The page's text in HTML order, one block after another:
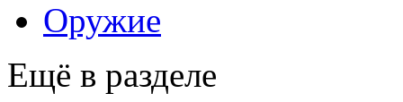
Оружие
Ещё в разделе